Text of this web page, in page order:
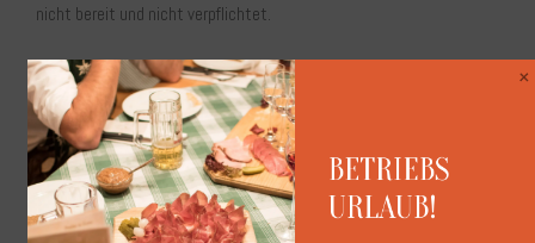
nicht bereit und nicht verpflichtet.
BETRIEBS
URLAUB!